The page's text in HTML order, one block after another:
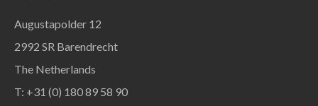
Augustapolder 12
2992 SR Barendrecht
The Netherlands
T: +31 (0) 180 89 58 90